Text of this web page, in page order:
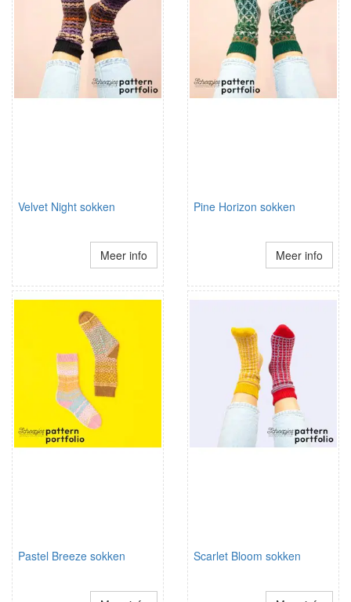
Velvet Night sokken
Meer info
Pine Horizon sokken
Meer info
Pastel Breeze sokken Scarlet Bloom sokken